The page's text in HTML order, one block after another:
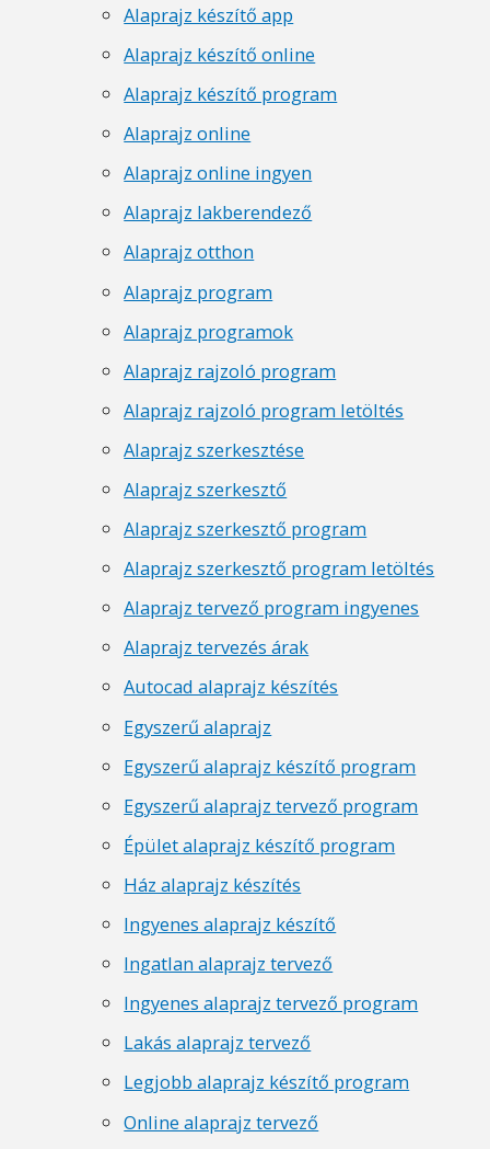
Alaprajz készítő app
Alaprajz készítő online
Alaprajz készítő program
Alaprajz online
Alaprajz online ingyen
Alaprajz lakberendező
Alaprajz otthon
Alaprajz program
Alaprajz programok
Alaprajz rajzoló program
Alaprajz rajzoló program letöltés
Alaprajz szerkesztése
Alaprajz szerkesztő
Alaprajz szerkesztő program
Alaprajz szerkesztő program letöltés
Alaprajz tervező program ingyenes
Alaprajz tervezés árak
Autocad alaprajz készítés
Egyszerű alaprajz
Egyszerű alaprajz készítő program
Egyszerű alaprajz tervező program
Épület alaprajz készítő program
Ház alaprajz készítés
Ingyenes alaprajz készítő
Ingatlan alaprajz tervező
Ingyenes alaprajz tervező program
Lakás alaprajz tervező
Legjobb alaprajz készítő program
Online alaprajz tervező